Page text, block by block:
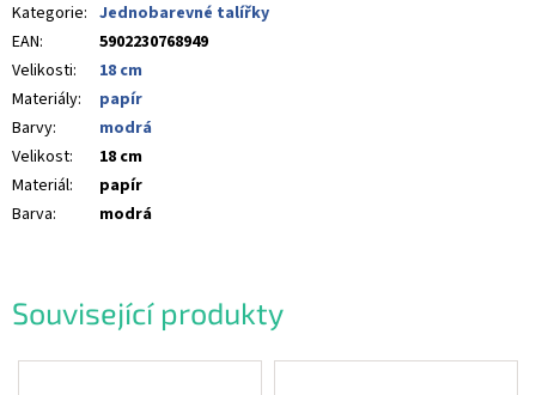
Související produkty
Kategorie: Jednobarevné talířky
EAN:
5902230768949
Velikosti:
18 cm
Materiály:
papír
Barvy:
modrá
Velikost:
18 cm
Materiál:
papír
Barva: modrá